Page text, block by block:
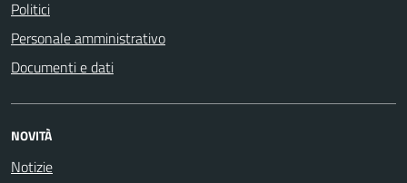
Politici
Personale amministrativo
Documenti e dati
NOVITÀ
Notizie